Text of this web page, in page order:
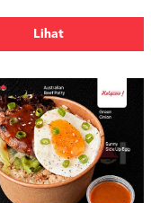
Lihat